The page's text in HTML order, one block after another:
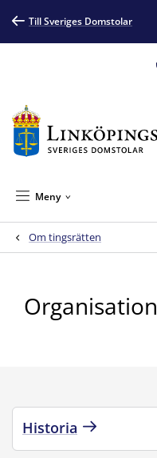
Till Sveriges Domstolar
Meny
Om tingsrätten
Organisation
Historia